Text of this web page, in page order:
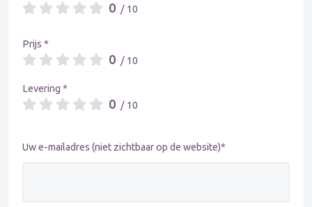
0 / 10
Prijs *
0 / 10
Levering *
0 / 10
Uw e-mailadres (niet zichtbaar op de website)*